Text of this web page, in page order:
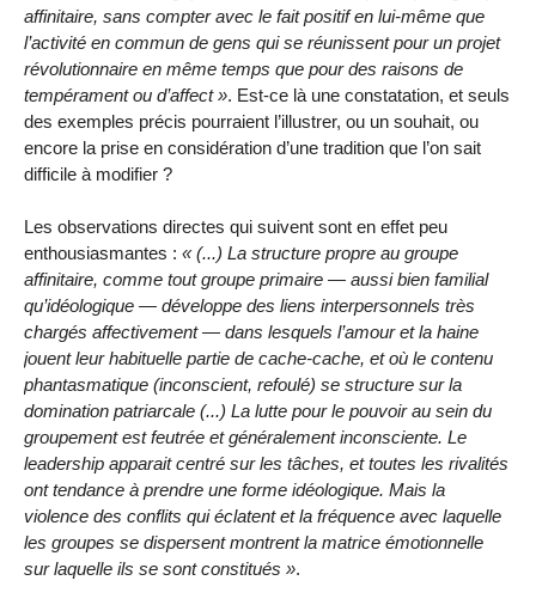
affinitaire, sans compter avec le fait positif en lui-même que
l’activité en commun de gens qui se réunissent pour un projet
révolutionnaire en même temps que pour des raisons de
tempérament ou d’affect
. Est-ce là une constatation, et seuls
des exemples précis pourraient l’illustrer, ou un souhait, ou
encore la prise en considération d’une tradition que l’on sait
difficile à modifier ?
Les observations directes qui suivent sont en effet peu
enthousiasmantes :
(...) La structure propre au groupe
affinitaire, comme tout groupe primaire — aussi bien familial
qu’idéologique — développe des liens interpersonnels très
chargés affectivement — dans lesquels l’amour et la haine
jouent leur habituelle partie de cache-cache, et où le contenu
phantasmatique (inconscient, refoulé) se structure sur la
domination patriarcale (...) La lutte pour le pouvoir au sein du
groupement est feutrée et généralement inconsciente. Le
leadership apparait centré sur les tâches, et toutes les rivalités
ont tendance à prendre une forme idéologique. Mais la
violence des conflits qui éclatent et la fréquence avec laquelle
les groupes se dispersent montrent la matrice émotionnelle
sur laquelle ils se sont constitués
.